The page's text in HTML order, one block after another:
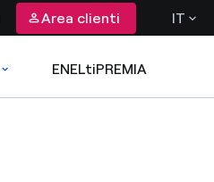
Area clienti IT
ENELtiPREMIA